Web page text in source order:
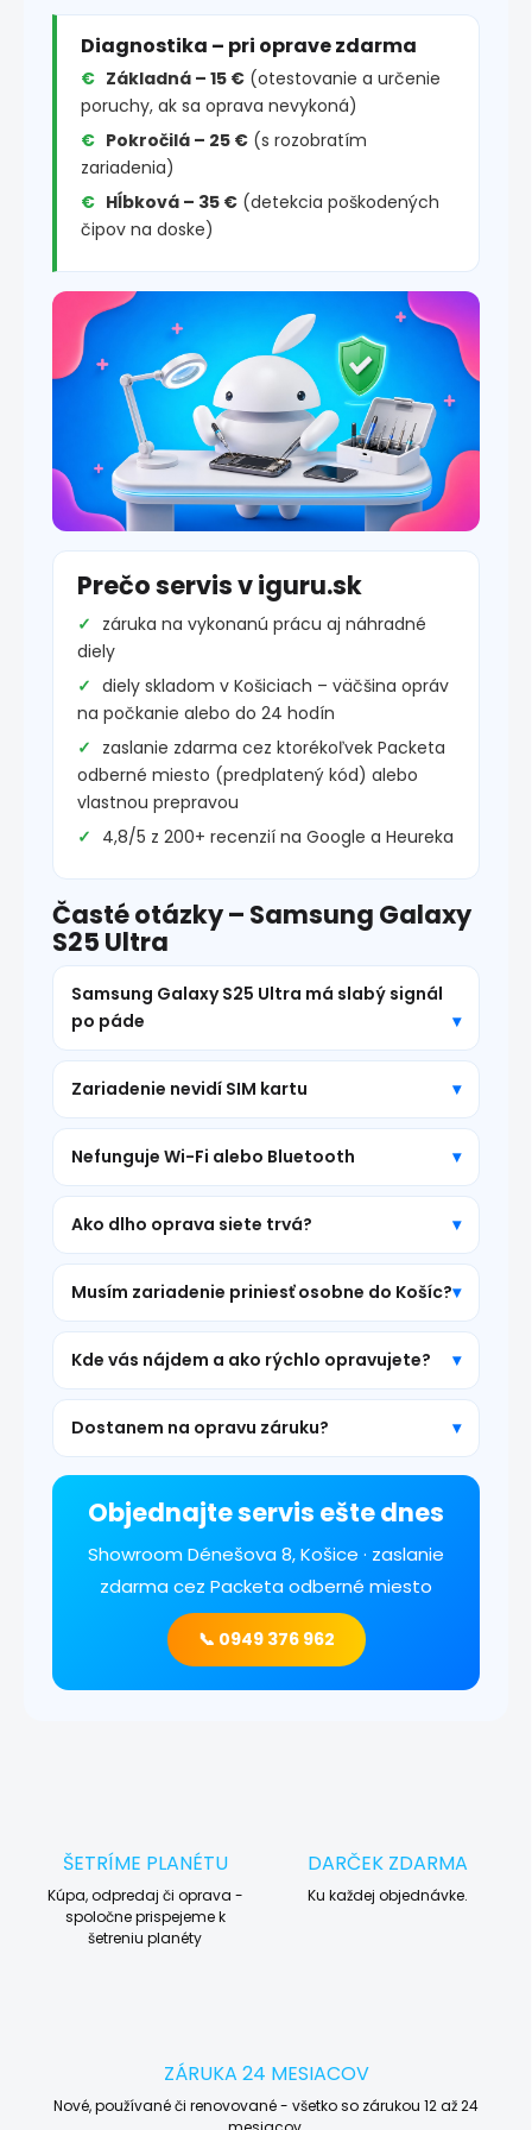
Diagnostika – pri oprave zdarma
Základná – 15 € (otestovanie a určenie
poruchy, ak sa oprava nevykoná)
Pokročilá – 25 € (s rozobratím
zariadenia)
Hĺbková – 35 € (detekcia poškodených
čipov na doske)
Prečo servis v iguru.sk
záruka na vykonanú prácu aj náhradné
diely
diely skladom v Košiciach – väčšina opráv
na počkanie alebo do 24 hodín
zaslanie zdarma cez ktorékoľvek Packeta
odberné miesto (predplatený kód) alebo
vlastnou prepravou
4,8/5 z 200+ recenzií na Google a Heureka
Časté otázky – Samsung Galaxy
S25 Ultra
Samsung Galaxy S25 Ultra má slabý signál
po páde
Zariadenie nevidí SIM kartu
Nefunguje Wi-Fi alebo Bluetooth
Ako dlho oprava siete trvá?
Musím zariadenie priniesť osobne do Košíc?
Kde vás nájdem a ako rýchlo opravujete?
Dostanem na opravu záruku?
Objednajte servis ešte dnes
Showroom Dénešova 8, Košice · zaslanie
zdarma cez Packeta odberné miesto
📞 0949 376 962
ŠETRÍME PLANÉTU
Kúpa, odpredaj či oprava -
spoločne prispejeme k
šetreniu planéty
DARČEK ZDARMA
Ku každej objednávke.
ZÁRUKA 24 MESIACOV
Nové, používané či renovované - všetko so zárukou 12 až 24